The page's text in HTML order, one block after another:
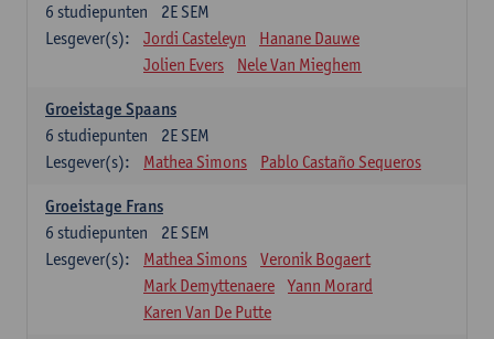
2E SEM
6 studiepunten
Lesgever(s):
Jordi Casteleyn
Hanane Dauwe
Jolien Evers
Nele Van Mieghem
Groeistage Spaans
2E SEM
6 studiepunten
Lesgever(s):
Mathea Simons Pablo Castaño Sequeros
Groeistage Frans
2E SEM
6 studiepunten
Lesgever(s):
Mathea Simons
Veronik Bogaert
Mark Demyttenaere
Yann Morard
Karen Van De Putte